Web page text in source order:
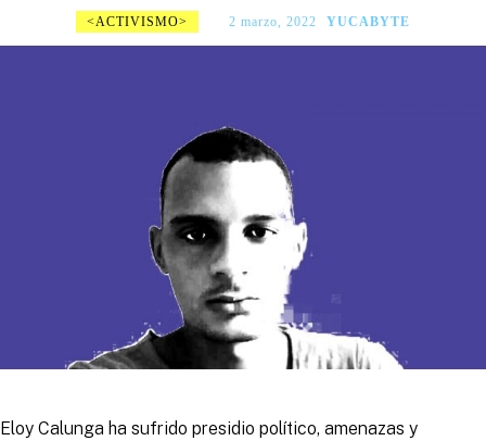
ACTIVISMO 2 marzo, 2022 YUCABYTE
Eloy Calunga ha sufrido presidio político, amenazas y